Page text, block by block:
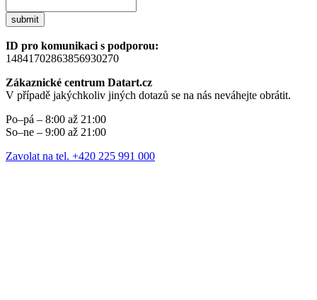
submit
ID pro komunikaci s podporou:
14841702863856930270
Zákaznické centrum Datart.cz
V případě jakýchkoliv jiných dotazů se na nás neváhejte obrátit.
Po–pá – 8:00 až 21:00
So–ne – 9:00 až 21:00
Zavolat na tel. +420 225 991 000